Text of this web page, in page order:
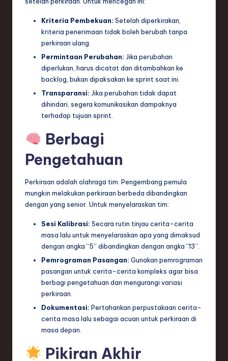
Kriteria Pembekuan: Setelah diperkirakan,
kriteria penerimaan tidak boleh berubah tanpa
perkiraan ulang.
Permintaan Perubahan: Jika perubahan
diperlukan, harus dicatat dan ditambahkan ke
backlog, bukan dipaksakan ke sprint saat ini.
Transparansi: Jika perubahan tidak dapat
dihindari, segera komunikasikan dampaknya
terhadap tujuan sprint.
Berbagi
Pengetahuan
Perkiraan adalah olahraga tim. Pengembang pemula
mungkin melakukan perkiraan berbeda dibandingkan
dengan yang senior. Untuk menyelaraskan tim:
Sesi Kalibrasi: Secara rutin tinjau cerita-cerita
masa lalu untuk menyelaraskan apa yang dimaksud
dengan angka “5” dibandingkan dengan angka “13”.
Pemrograman Pasangan: Gunakan pemrograman
pasangan untuk cerita-cerita kompleks agar bisa
berbagi pengetahuan dan mengurangi variasi
perkiraan.
Dokumentasi: Pertahankan perpustakaan cerita-
cerita masa lalu sebagai acuan untuk perkiraan di
masa depan.
Pikiran Akhir